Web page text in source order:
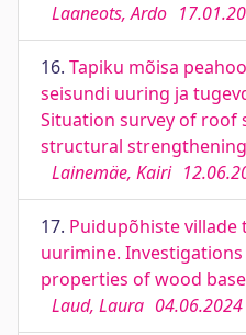
Laaneots, Ardo
16. Tapiku mõisa
seisundi uuring ja
Situation survey of roof
structural
Lainemäe, Kairi
17. Puidupõhiste
uurimine.
properties of wood
Laud, Laura 04.06.2024